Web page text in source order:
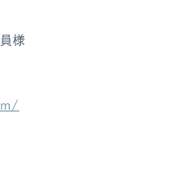
様